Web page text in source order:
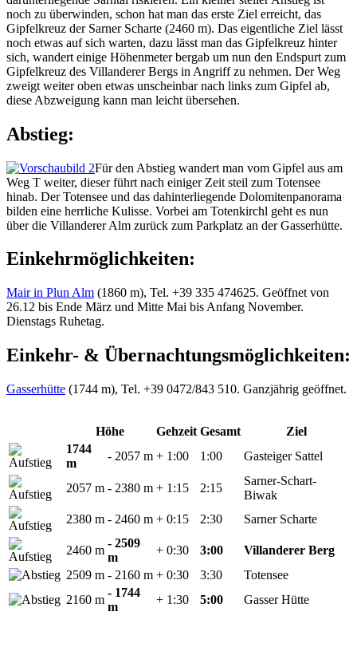
noch zu überwinden, schon hat man das erste Ziel erreicht, das
Gipfelkreuz der Sarner Scharte (2460 m). Das eigentliche Ziel lässt
noch etwas auf sich warten, dazu lässt man das Gipfelkreuz hinter
sich, wandert einige Höhenmeter bergab um nun den Endspurt zum
Gipfelkreuz des Villanderer Bergs in Angriff zu nehmen. Der Weg
zweigt weiter oben etwas unscheinbar nach links zum Gipfel ab,
diese Abzweigung kann man leicht übersehen.
Abstieg:
Für den Abstieg wandert man vom Gipfel aus am
Weg T weiter, dieser führt nach einiger Zeit steil zum Totensee
hinab. Der Totensee und das dahinterliegende Dolomitenpanorama
bilden eine herrliche Kulisse. Vorbei am Totenkirchl geht es nun
über die Villanderer Alm zurück zum Parkplatz an der Gasserhütte.
Einkehrmöglichkeiten:
Mair in Plun Alm (1860 m), Tel. +39 335 474625. Geöffnet von
26.12 bis Ende März und Mitte Mai bis Anfang November.
Dienstags Ruhetag.
Einkehr- & Übernachtungsmöglichkeiten:
Gasserhütte (1744 m), Tel. +39 0472/843 510. Ganzjährig geöffnet.
Höhe Gehzeit Gesamt
Ziel
1744
m
- 2057 m + 1:00 1:00 Gasteiger Sattel
2057 m - 2380 m + 1:15 2:15
Sarner-Schart-
Biwak
2380 m - 2460 m + 0:15 2:30 Sarner Scharte
2460 m
- 2509
m
+ 0:30 3:00
Villanderer Berg
2509 m - 2160 m + 0:30 3:30
Totensee
2160 m
- 1744
m
+ 1:30 5:00 Gasser Hütte